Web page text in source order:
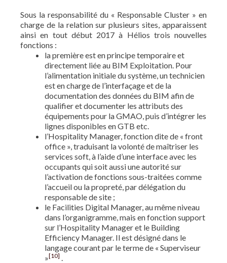
Sous la responsabilité du « Responsable Cluster » en
charge de la relation sur plusieurs sites, apparaissent
ainsi en tout début 2017 à Hélios trois nouvelles
fonctions :
la première est en principe temporaire et
directement liée au BIM Exploitation. Pour
l’alimentation initiale du système, un technicien
est en charge de l’interfaçage et de la
documentation des données du BIM afin de
qualifier et documenter les attributs des
équipements pour la GMAO, puis d’intégrer les
lignes disponibles en GTB etc.
l’Hospitality Manager, fonction dite de « front
office », traduisant la volonté de maîtriser les
services soft, à l’aide d’une interface avec les
occupants qui soit aussi une autorité sur
l’activation de fonctions sous-traitées comme
l’accueil ou la propreté, par délégation du
responsable de site ;
le Facilities Digital Manager, au même niveau
dans l’organigramme, mais en fonction support
sur l’Hospitality Manager et le Building
Efficiency Manager. Il est désigné dans le
langage courant par le terme de « Superviseur
»[10] .